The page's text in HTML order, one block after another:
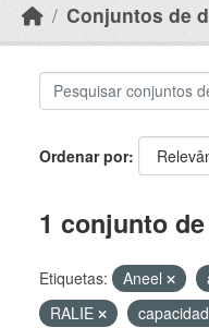
Conjuntos de
Ordenar por
1 conjunto
Etiquetas: Aneel
RALIE